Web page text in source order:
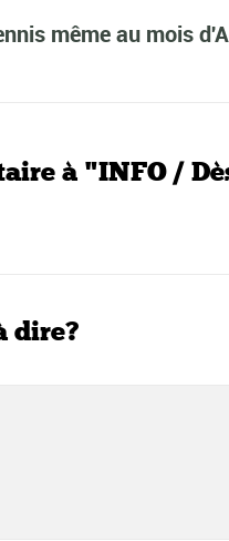
même au mois
à "INFO /
dire?